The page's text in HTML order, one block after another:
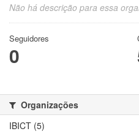
Não há descrição para essa
Seguidores
0
Organizações
IBICT (5)